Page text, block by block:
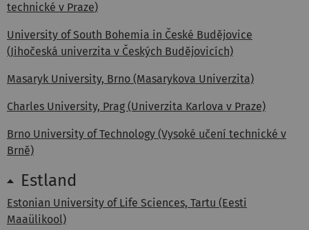
technické v Praze)
University of South Bohemia in České Budějovice
(Jihočeská univerzita v Českých Budějovicích)
Masaryk University, Brno (Masarykova Univerzita)
Charles University, Prag (Univerzita Karlova v Praze)
Brno University of Technology (Vysoké učení technické v
Brně)
Estland
Estonian University of Life Sciences, Tartu (Eesti
Maaülikool)